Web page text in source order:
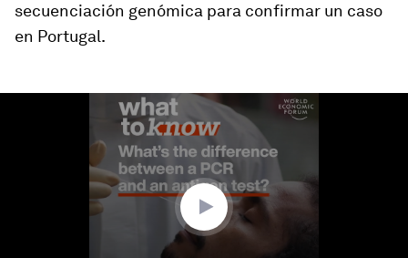
secuenciación genómica para confirmar un caso
en Portugal.